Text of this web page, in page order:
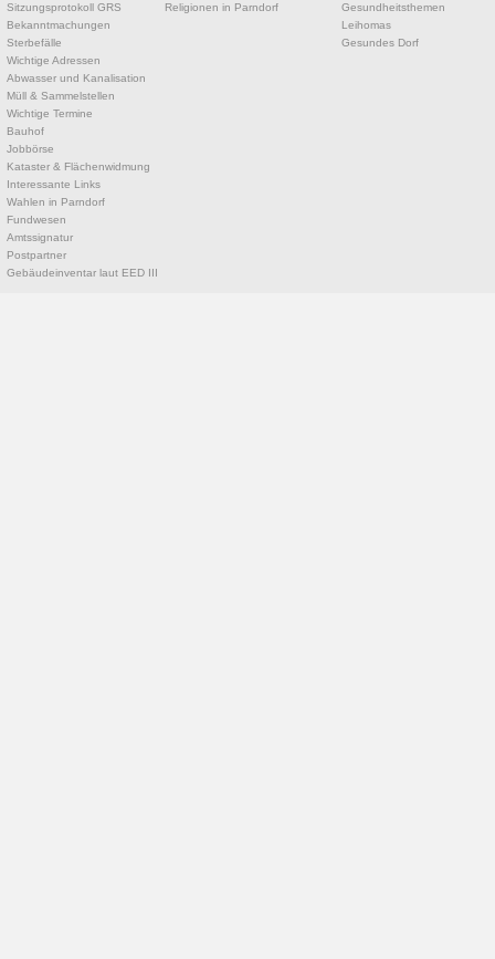
Sitzungsprotokoll GRS
Bekanntmachungen
Sterbefälle
Wichtige Adressen
Abwasser und Kanalisation
Müll & Sammelstellen
Wichtige Termine
Bauhof
Jobbörse
Kataster & Flächenwidmung
Interessante Links
Wahlen in Parndorf
Fundwesen
Amtssignatur
Postpartner
Gebäudeinventar laut EED III
Religionen in Parndorf
Gesundheitsthemen
Leihomas
Gesundes Dorf